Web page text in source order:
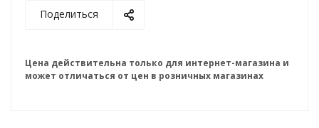
Поделиться
Цена действительна только для интернет-магазина и
может отличаться от цен в розничных магазинах